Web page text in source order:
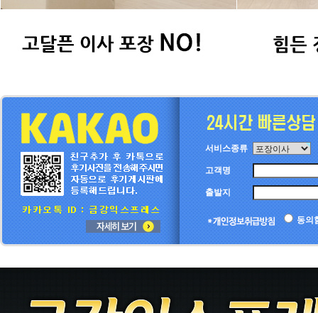
서비스종류
고객명
출발지
동의